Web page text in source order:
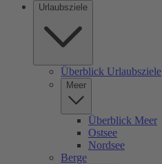
Urlaubsziele
Überblick Urlaubsziele
Meer
Überblick Meer
Ostsee
Nordsee
Berge